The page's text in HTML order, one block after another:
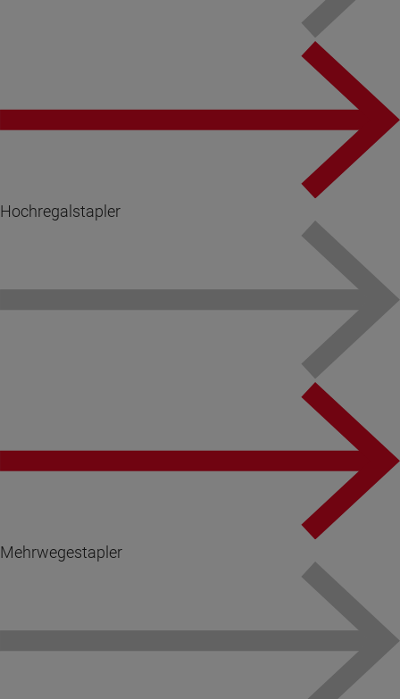
Hochregalstapler
Mehrwegestapler